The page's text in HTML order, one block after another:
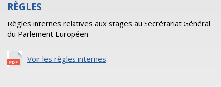
RÈGLES
Règles internes relatives aux stages au Secrétariat Général
du Parlement Européen
Voir les règles internes